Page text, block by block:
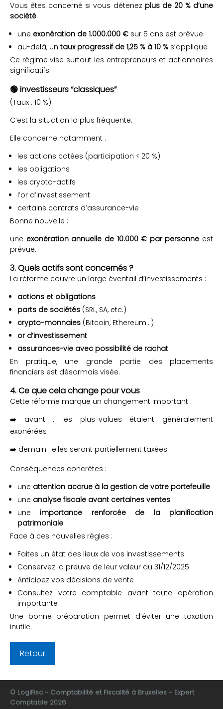
Vous êtes concerné si vous détenez plus de 20 % d’une
société.
une exonération de 1.000.000 € sur 5 ans est prévue
au-delà, un taux progressif de 1,25 % à 10 % s’applique
Ce régime vise surtout les entrepreneurs et actionnaires
significatifs.
🟢 investisseurs “classiques”
(Taux : 10 %)
C’est la situation la plus fréquente.
Elle concerne notamment :
les actions cotées (participation < 20 %)
les obligations
les crypto-actifs
l’or d’investissement
certains contrats d’assurance-vie
Bonne nouvelle :
une exonération annuelle de 10.000 € par personne est
prévue.
3. Quels actifs sont concernés ?
La réforme couvre un large éventail d’investissements :
actions et obligations
parts de sociétés (SRL, SA, etc.)
crypto-monnaies (Bitcoin, Ethereum…)
or d’investissement
assurances-vie avec possibilité de rachat
En pratique, une grande partie des placements
financiers est désormais visée.
4. Ce que cela change pour vous
Cette réforme marque un changement important :
➡️ avant : les plus-values étaient généralement
exonérées
➡️ demain : elles seront partiellement taxées
Conséquences concrètes :
une attention accrue à la gestion de votre portefeuille
une analyse fiscale avant certaines ventes
une importance renforcée de la planification
patrimoniale
Face à ces nouvelles règles :
Faites un état des lieux de vos investissements
Conservez la preuve de leur valeur au 31/12/2025
Anticipez vos décisions de vente
Consultez votre comptable avant toute opération
importante
Une bonne préparation permet d’éviter une taxation
inutile.
Retour
© LogiFisc - Comptabilité et Fiscalité à Bruxelles - Expert
Comptable 2026